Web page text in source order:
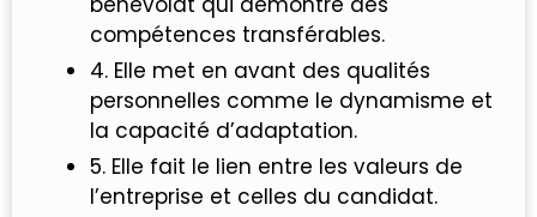
compétences transférables.
4. Elle met en avant des qualités
personnelles comme le dynamisme et
la capacité d’adaptation.
5. Elle fait le lien entre les valeurs de
l’entreprise et celles du candidat.